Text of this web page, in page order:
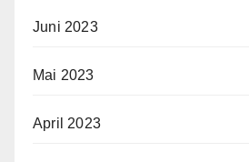
Juni 2023
Mai 2023
April 2023